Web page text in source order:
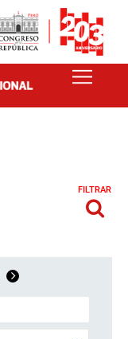
FILTRAR